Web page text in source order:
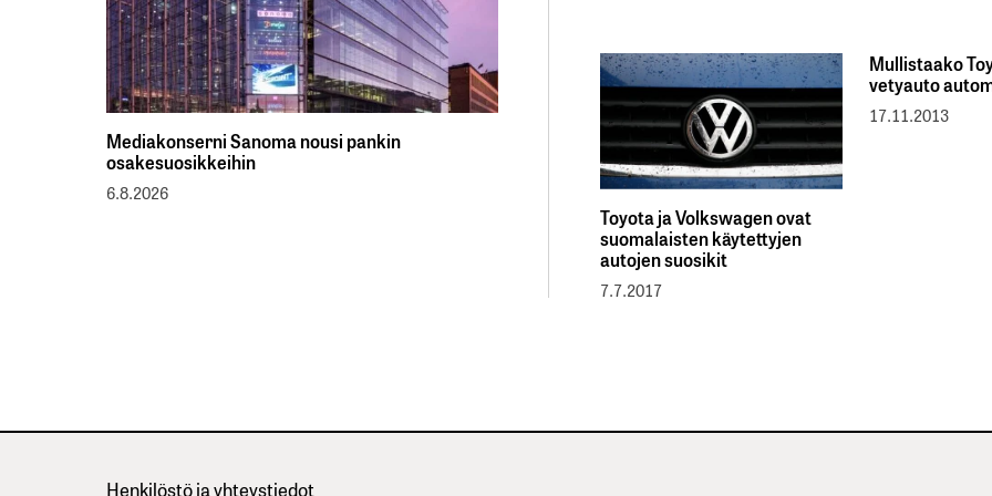
Toyota ja Volkswagen ovat
suomalaisten käytettyjen
autojen suosikit
7.7.2017
Mullistaako
vetyauto
17.11.2013
Mediakonserni Sanoma nousi pankin
osakesuosikkeihin
6.8.2026
Henkilöstö ja yhteystiedot